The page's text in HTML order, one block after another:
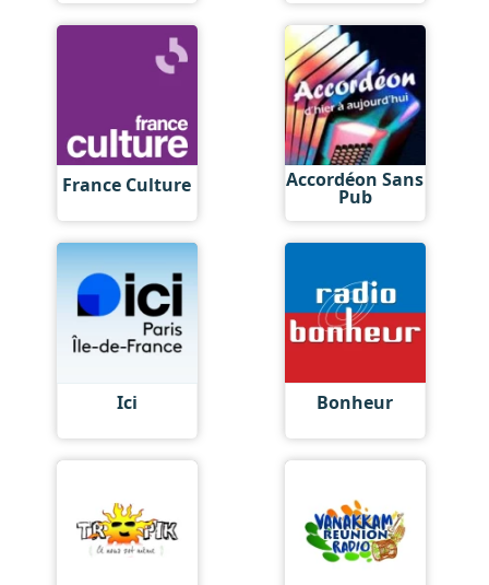
France Culture Accordéon Sans
Pub
Ici Bonheur